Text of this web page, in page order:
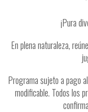
¡Pura
En plena naturaleza,
Programa sujeto a pago
modificable. Todos los